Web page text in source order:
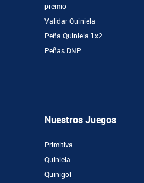
premio
Validar Quiniela
Peña Quiniela 1x2
Peñas DNP
Nuestros Juegos
Primitiva
Quiniela
Quinigol